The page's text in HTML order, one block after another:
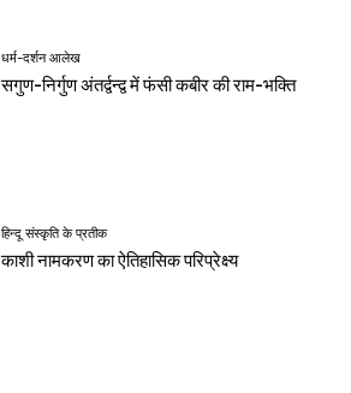
धर्म-दर्शन आलेख
सगुण-निर्गुण अंतर्द्वन्द्व में फंसी कबीर की राम-भक्ति
हिन्दू संस्कृति के प्रतीक
काशी नामकरण का ऐतिहासिक परिप्रेक्ष्य